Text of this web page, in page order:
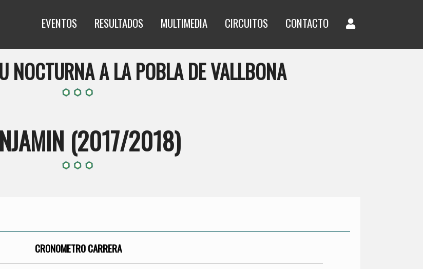
EVENTOS RESULTADOS MULTIMEDIA CIRCUITOS CONTACTO
NOCTURNA A LA POBLA DE VALLBONA
(2017/2018)
CRONOMETRO CARRERA